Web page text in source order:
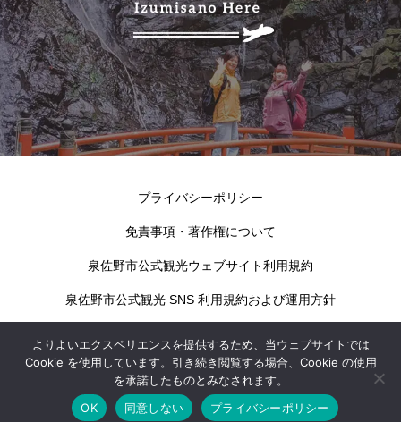
プライバシーポリシー
免責事項・著作権について
泉佐野市公式観光ウェブサイト利用規約
泉佐野市公式観光 SNS 利用規約および運用方針
kokotabi izumisano © 2024
よりよいエクスペリエンスを提供するため、当ウェブサイトでは
Cookie を使用しています。引き続き閲覧する場合、Cookie の使用
を承諾したものとみなされます。
OK
同意しない プライバシーポリシー